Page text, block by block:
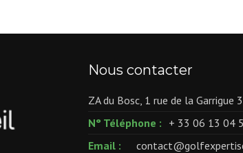
Nous contacter
ZA du Bosc, 1 rue de la Garrigue
N° Téléphone : + 33 06 13 04
Email :